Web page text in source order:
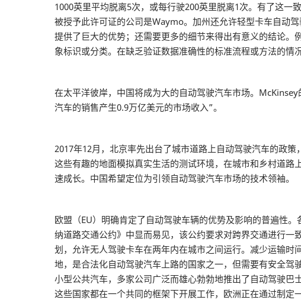
1000英里平均脱离5次，或每行驶200英里脱离1次。有了这
被授予此许可证的公司是Waymo。加州还允许轻型卡车自动
提供了巨大的优势；还需要更多的细节来得出有意义的结论
象标识或分类。在缺乏验证数据准确性的标准流程或方法的情
在太平洋彼岸，中国将成为大的自动驾驶汽车市场。
汽车的销售产生0.9万亿美元的市场收入”。
2017年12月，北京率先出台了城市道路上自动驾驶汽车的政
这些有趣的地面模拟真实生活的测试环境，在城市和乡村道
速成长。中国希望定位为引领自动驾驶汽车市场的技术领袖。
欧盟（EU）明确肯定了自动驾驶车辆的优势及影响的普遍性
纳道路交通公约》中显而易见，该公约要求对跨界交通进行
划，允许无人驾驶卡车在两年内在城市之间运行。减少运输
地，是合法化自动驾驶汽车上路的国家之一，但需要有安全
小型公共汽车，多家公司广泛而雄心勃勃地推出了自动驾驶
这些国家都在一个共同的框架下开展工作，欧洲正在通过制定